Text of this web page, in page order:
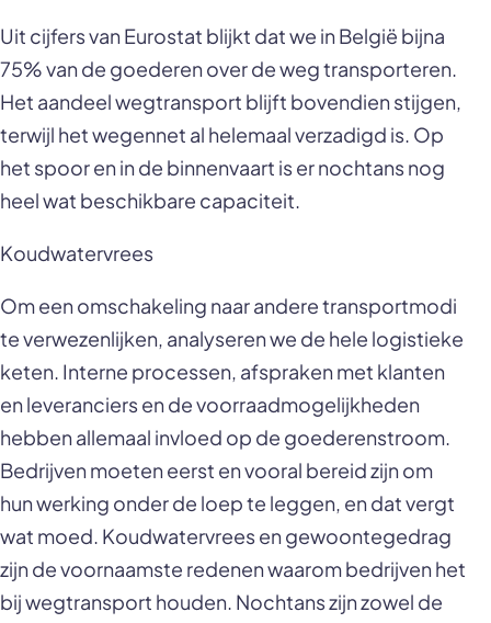
Uit cijfers van Eurostat blijkt dat we in België bijna
75% van de goederen over de weg transporteren.
Het aandeel wegtransport blijft bovendien stijgen,
terwijl het wegennet al helemaal verzadigd is. Op
het spoor en in de binnenvaart is er nochtans nog
heel wat beschikbare capaciteit.
Koudwatervrees
Om een omschakeling naar andere transportmodi
te verwezenlijken, analyseren we de hele logistieke
keten. Interne processen, afspraken met klanten
en leveranciers en de voorraadmogelijkheden
hebben allemaal invloed op de goederenstroom.
Bedrijven moeten eerst en vooral bereid zijn om
hun werking onder de loep te leggen, en dat vergt
wat moed. Koudwatervrees en gewoontegedrag
zijn de voornaamste redenen waarom bedrijven het
bij wegtransport houden. Nochtans zijn zowel de